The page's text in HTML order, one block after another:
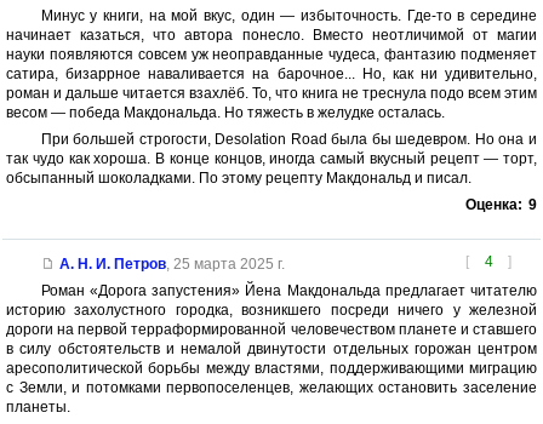
Минус у книги, на мой вкус, один — избыточность. Где-то в середине
начинает казаться, что автора понесло. Вместо неотличимой от магии
науки появляются совсем уж неоправданные чудеса, фантазию подменяет
сатира, бизаррное наваливается на барочное... Но, как ни удивительно,
роман и дальше читается взахлёб. То, что книга не треснула подо всем этим
весом — победа Макдональда. Но тяжесть в желудке осталась.
При большей строгости, Desolation Road была бы шедевром. Но она и
так чудо как хороша. В конце концов, иногда самый вкусный рецепт — торт,
обсыпанный шоколадками. По этому рецепту Макдональд и писал.
Оценка: 9
[ 4 ]
А. Н. И. Петров, 25 марта 2025 г.
Роман «Дорога запустения» Йена Макдональда предлагает читателю
историю захолустного городка, возникшего посреди ничего у железной
дороги на первой терраформированной человечеством планете и ставшего
в силу обстоятельств и немалой двинутости отдельных горожан центром
аресополитической борьбы между властями, поддерживающими миграцию
с Земли, и потомками первопоселенцев, желающих остановить заселение
планеты.